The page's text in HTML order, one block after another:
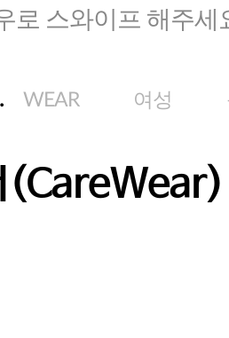
로 스와이프 해주세
. WEAR 여성
(CareWear)